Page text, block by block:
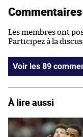
Commentaires
Les membres ont
Participez à la
Voir les 89
À lire aussi